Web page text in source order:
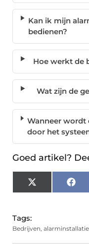
Kan ik mijn
bedienen?
Hoe werkt de
Wat zijn de
Wanneer wordt
door het
Goed artikel?
X
(Twitter)
Tags:
Bedrijven, alarminstallatie